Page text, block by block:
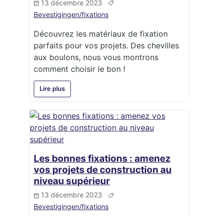
13 décembre 2023
Bevestigingen/fixations
Découvrez les matériaux de fixation
parfaits pour vos projets. Des chevilles
aux boulons, nous vous montrons
comment choisir le bon !
Lire plus
Les bonnes fixations : amenez
vos projets de construction au
niveau supérieur
13 décembre 2023
Bevestigingen/fixations